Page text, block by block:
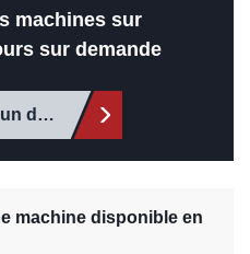
machines sur
sur demande
devis
machine disponible en